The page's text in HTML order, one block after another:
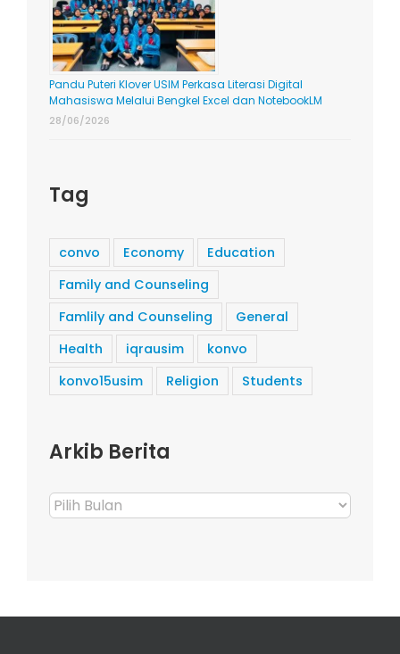
Pandu Puteri Klover USIM Perkasa Literasi Digital
Mahasiswa Melalui Bengkel Excel dan NotebookLM
28/06/2026
Tag
convo Economy
Education
Family and Counseling
Famlily and Counseling
General
Health
iqrausim
konvo
konvo15usim
Religion Students
Arkib Berita
Arkib
Berita